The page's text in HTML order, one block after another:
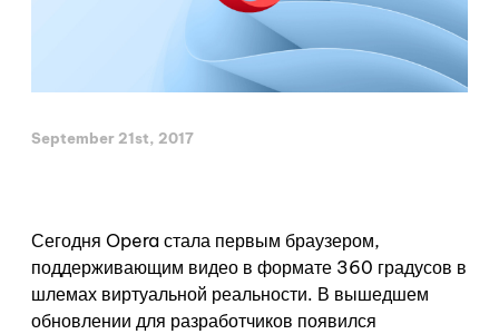
September 21st, 2017
Сегодня Opera стала первым браузером,
поддерживающим видео в формате 360 градусов в
шлемах виртуальной реальности. В вышедшем
обновлении для разработчиков появился